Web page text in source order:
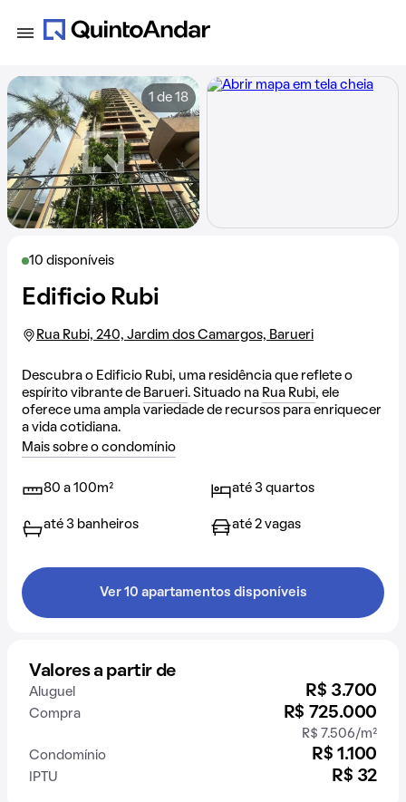
10 disponíveis
Edificio Rubi
Rua Rubi, 240, Jardim dos Camargos, Barueri
Descubra o Edificio Rubi, uma residência que reflete o
espírito vibrante de Barueri. Situado na Rua Rubi, ele
oferece uma ampla variedade de recursos para enriquecer
a vida cotidiana.
Mais sobre o condomínio
80 a 100m² até 3 quartos
até 3 banheiros até 2 vagas
Ver 10 apartamentos disponíveis
Valores a partir de
Aluguel R$ 3.700
Compra R$ 725.000
R$ 7.506/m²
Condomínio
R$ 1.100
IPTU R$ 32
1 de 18